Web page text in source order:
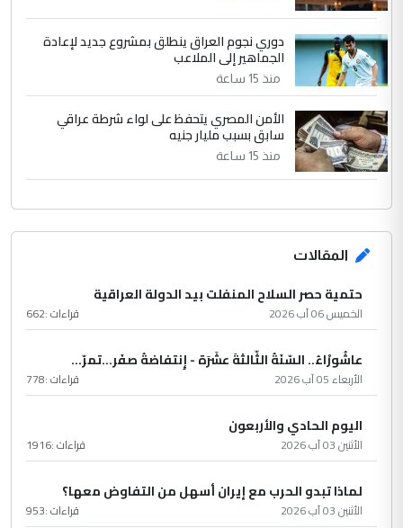
دوري نجوم العراق ينطلق بمشروع جديد لإعادة
الجماهير إلى الملاعب
منذ 15 ساعة
الأمن المصري يتحفظ على لواء شرطة عراقي
سابق بسبب مليار جنيه
منذ 15 ساعة
المقالات
حتمية حصر السلاح المنفلت بيد الدولة العراقية
الخميس 06 آب 2026 قراءات :662
عاشُورْاءُ.. السّنَةُ الثّالثةَ عشَرَة - إِنتفاضةُ صفَر…تمرّ...
الأربعاء 05 آب 2026 قراءات :778
اليوم الحادي والأربعون
الأثنين 03 آب 2026 قراءات :1916
لماذا تبدو الحرب مع إيران أسهل من التفاوض معها؟
الأثنين 03 آب 2026 قراءات :953